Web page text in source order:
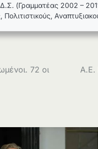
(Γραμματέας 2002 –
72 οι
Α.Ε.